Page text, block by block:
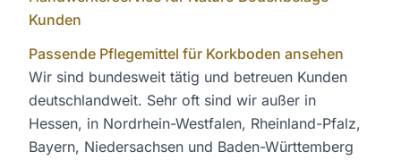
Kunden
Passende Pflegemittel für Korkboden ansehen
Wir sind bundesweit tätig und betreuen Kunden
deutschlandweit. Sehr oft sind wir außer in
Hessen, in Nordrhein-Westfalen, Rheinland-Pfalz,
Bayern, Niedersachsen und Baden-Württemberg